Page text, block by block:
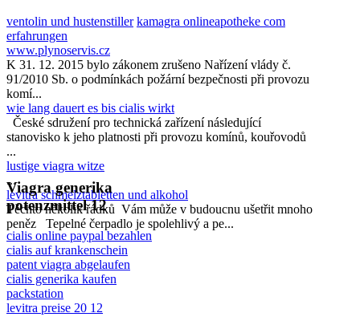
ventolin und hustenstiller kamagra onlineapotheke com
erfahrungen
www.plynoservis.cz
K 31. 12. 2015 bylo zákonem zrušeno Nařízení vlády č.
91/2010 Sb. o podmínkách požární bezpečnosti při provozu
komí...
wie lang dauert es bis cialis wirkt
České sdružení pro technická zařízení následující
stanovisko k jeho platnosti při provozu komínů, kouřovodů
...
lustige viagra witze
...
levitra schmelztabletten und alkohol
Těchto několik řádků Vám může v budoucnu ušetřit mnoho
peněz Tepelné čerpadlo je spolehlivý a pe...
Viagra generika
potenzmittel 12
cialis online paypal bezahlen
cialis auf krankenschein
patent viagra abgelaufen
cialis generika kaufen
packstation
levitra preise 20 12